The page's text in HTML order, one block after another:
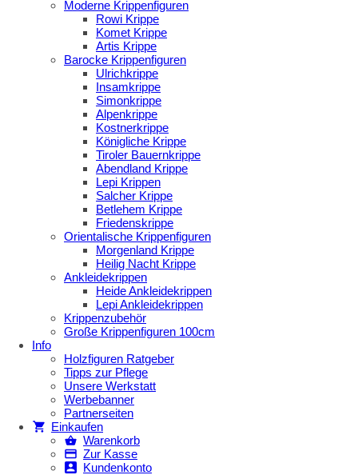
Moderne Krippenfiguren
Rowi Krippe
Komet Krippe
Artis Krippe
Barocke Krippenfiguren
Ulrichkrippe
Insamkrippe
Simonkrippe
Alpenkrippe
Kostnerkrippe
Königliche Krippe
Tiroler Bauernkrippe
Abendland Krippe
Lepi Krippen
Salcher Krippe
Betlehem Krippe
Friedenskrippe
Orientalische Krippenfiguren
Morgenland Krippe
Heilig Nacht Krippe
Ankleidekrippen
Heide Ankleidekrippen
Lepi Ankleidekrippen
Krippenzubehör
Große Krippenfiguren 100cm
Info
Holzfiguren Ratgeber
Tipps zur Pflege
Unsere Werkstatt
Werbebanner
Partnerseiten
Einkaufen
Warenkorb
Zur Kasse
Kundenkonto